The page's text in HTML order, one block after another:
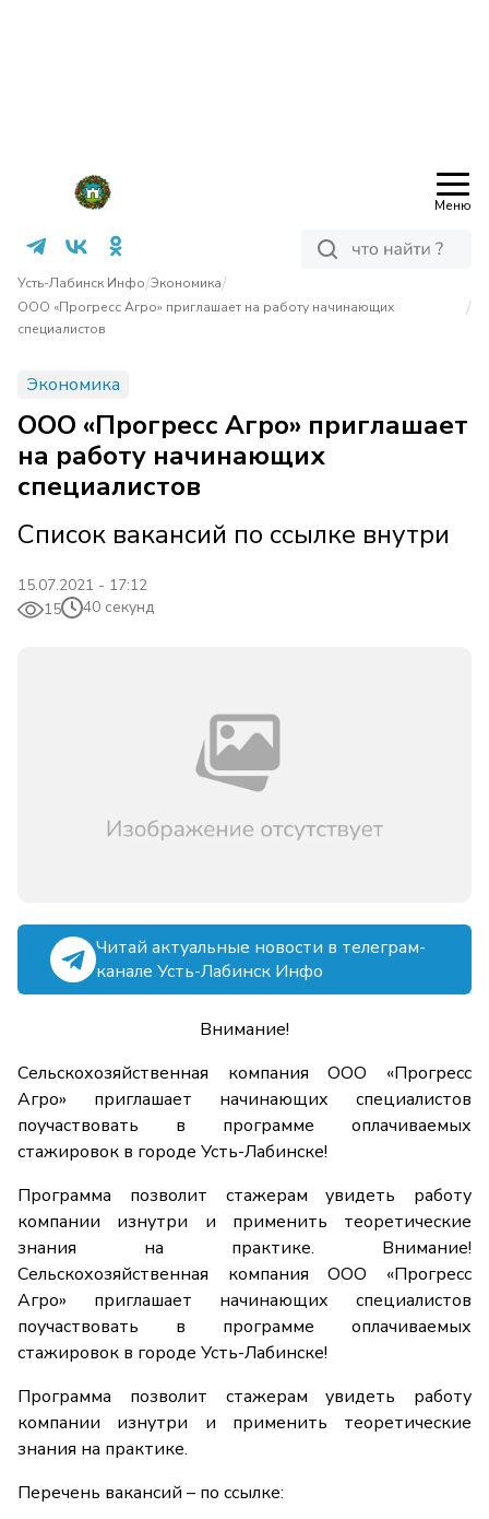
Меню
Усть-Лабинск Инфо/Экономика/
ООО «Прогресс Агро» приглашает на работу начинающих
специалистов
/
Экономика
ООО «Прогресс Агро» приглашает
на работу начинающих
специалистов
Список вакансий по ссылке внутри
15.07.2021 - 17:12
15
40 секунд
Читай актуальные новости в телеграм-
канале Усть-Лабинск Инфо
Внимание!
Сельскохозяйственная компания ООО «Прогресс
Агро» приглашает начинающих специалистов
поучаствовать в программе оплачиваемых
стажировок в городе Усть-Лабинске!
Программа позволит стажерам увидеть работу
компании изнутри и применить теоретические
знания на практике. Внимание!
Сельскохозяйственная компания ООО «Прогресс
Агро» приглашает начинающих специалистов
поучаствовать в программе оплачиваемых
стажировок в городе Усть-Лабинске!
Программа позволит стажерам увидеть работу
компании изнутри и применить теоретические
знания на практике.
Перечень вакансий – по ссылке: